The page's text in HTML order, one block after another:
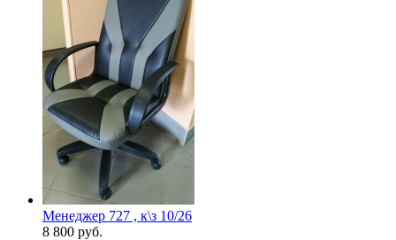
Менеджер 727 , к\з 10/26
8 800 руб.